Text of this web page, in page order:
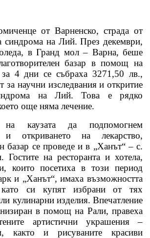
от Варненско, страда от
синдрома на Лий. През декември,
в Гранд мол – Варна, беше
базар в помощ на
4 дни се събраха 3271,50 лв.,
за научни изследвания и откритие
на Лий. Това е рядко
още няма лечение.
каузата да подпомогнем
и откриването на лекарство,
базар се проведе и в „Ханът“ – с.
Гостите на ресторанта и хотела,
които посетиха в този период
и „Ханът“, имаха възможността
си купят избрани от тях
кулинарни изделия. Впечатление
в помощ на Рали, правеха
артистични украшения –
както и рисуваните красиви